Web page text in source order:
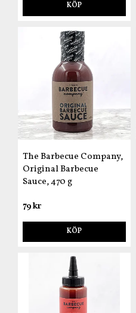
KÖP
The Barbecue Company,
Original Barbecue
Sauce, 470 g
79 kr
KÖP